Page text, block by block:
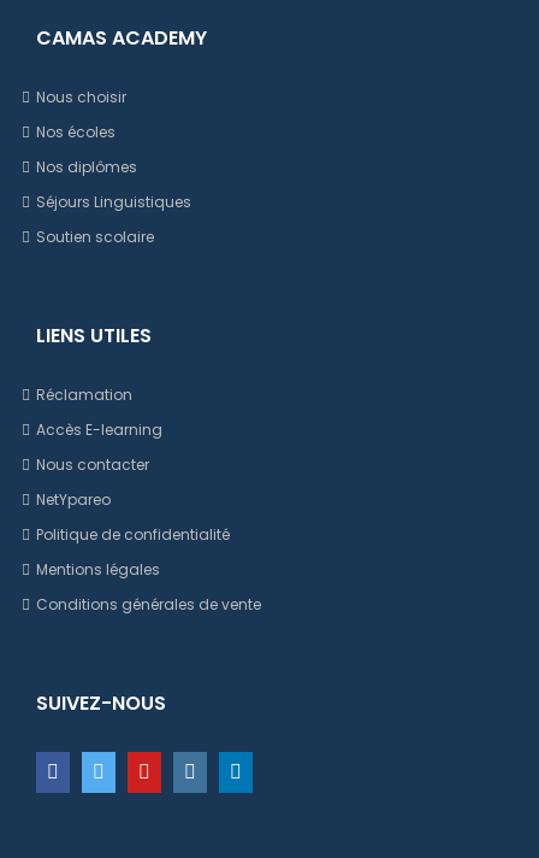
CAMAS ACADEMY
Nous choisir
Nos écoles
Nos diplômes
Séjours Linguistiques
Soutien scolaire
LIENS UTILES
Réclamation
Accès E-learning
Nous contacter
NetYpareo
Politique de confidentialité
Mentions légales
Conditions générales de vente
SUIVEZ-NOUS